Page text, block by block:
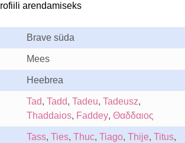
arendamiseks
Brave süda
Mees
Heebrea
Tad, Tadd, Tadeu, Tadeusz,
Thaddaios, Faddey, Θαδδαιος
Tass, Ties, Thuc, Tiago, Thije, Titus,